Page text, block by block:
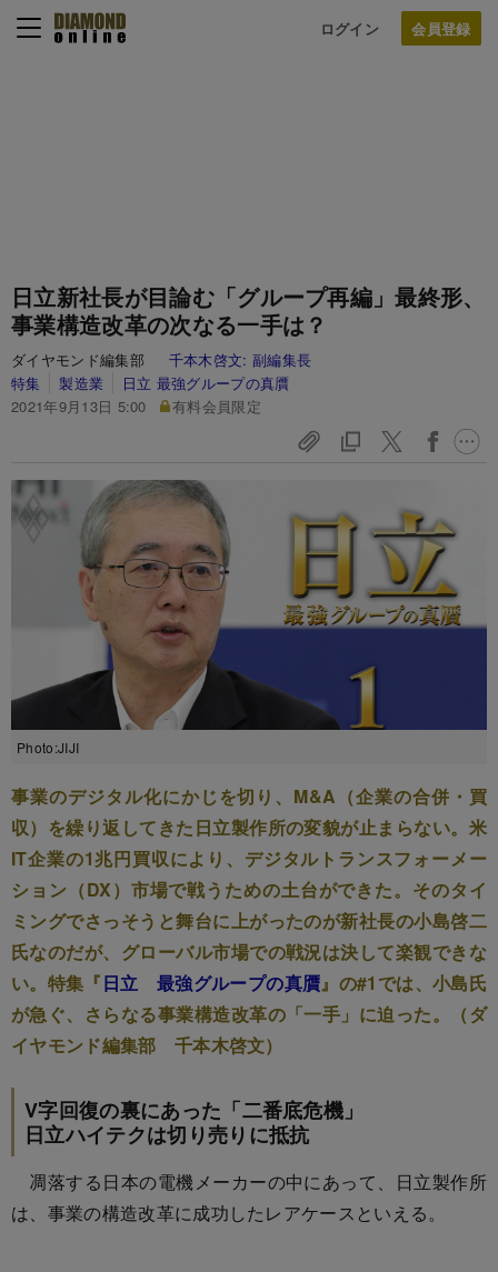
ログイン
日立新社長が目論む「グループ再編」最終形、
事業構造改革の次なる一手は？
ダイヤモンド編集部 千本木啓文:副編集長
特集
製造業
日立 最強グループの真贋
2021年9月13日 5:00
有料会員限定
Photo:JIJI
事業のデジタル化にかじを切り、M&A（企業の合併・買
収）を繰り返してきた日立製作所の変貌が止まらない。米
IT企業の1兆円買収により、デジタルトランスフォーメー
ション（DX）市場で戦うための土台ができた。そのタイ
ミングでさっそうと舞台に上がったのが新社長の小島啓二
氏なのだが、グローバル市場での戦況は決して楽観できな
い。特集『日立 最強グループの真贋』の#1では、小島氏
が急ぐ、さらなる事業構造改革の「一手」に迫った。（ダ
イヤモンド編集部 千本木啓文）
V字回復の裏にあった「二番底危機」
日立ハイテクは切り売りに抵抗
凋落する日本の電機メーカーの中にあって、日立製作所
は、事業の構造改革に成功したレアケースといえる。